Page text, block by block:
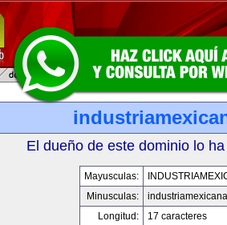
El dueño de este dominio lo
Mayusculas:
Minusculas:
Longitud:
17 caracteres